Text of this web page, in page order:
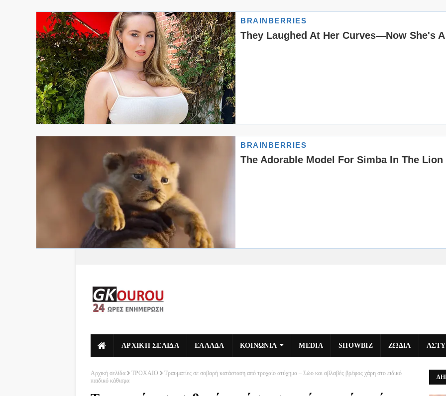
ΑΡΧΙΚΗ ΣΕΛΙΔΑ ΕΛΛΑΔΑ ΚΟΙΝΩΝΙΑ MEDIA SHOWBIZ ΖΩΔΙΑ
Αρχική σελίδα ΤΡΟΧΑΙΟ
Τραυματίες σε σοβαρή κατάσταση από τροχαίο ατύχημα – Σώο και αβλαβές βρέφος χάρη στο ειδικό
παιδικό κάθισμα